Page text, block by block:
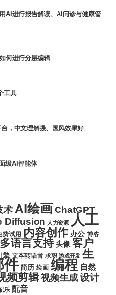
AI进行报告解读、AI问诊与健康管
何进行分层编辑
工具
，中文理解强、国风效果好
级AI智能体
术AI绘画ChatGPT
Diffusion 人力资源 人工
费试用 内容创作 办公 博客
多语言支持 头像 客户
擎 文本转语音 求职 游戏开发 生
件 简历 绘画 编程 自然
频剪辑视频生成设计
乐 配音